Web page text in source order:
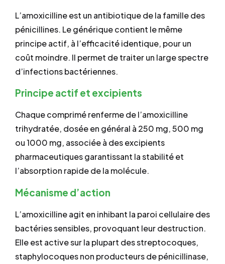
L’amoxicilline est un antibiotique de la famille des
pénicillines. Le générique contient le même
principe actif, à l’efficacité identique, pour un
coût moindre. Il permet de traiter un large spectre
d’infections bactériennes.
Principe actif et excipients
Chaque comprimé renferme de l’amoxicilline
trihydratée, dosée en général à 250 mg, 500 mg
ou 1000 mg, associée à des excipients
pharmaceutiques garantissant la stabilité et
l’absorption rapide de la molécule.
Mécanisme d’action
L’amoxicilline agit en inhibant la paroi cellulaire des
bactéries sensibles, provoquant leur destruction.
Elle est active sur la plupart des streptocoques,
staphylocoques non producteurs de pénicillinase,